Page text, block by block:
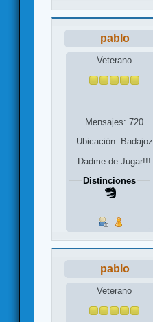
pablo
Veterano
Mensajes: 720
Ubicación: Badajoz
Dadme de Jugar!!!
Distinciones
pablo
Veterano